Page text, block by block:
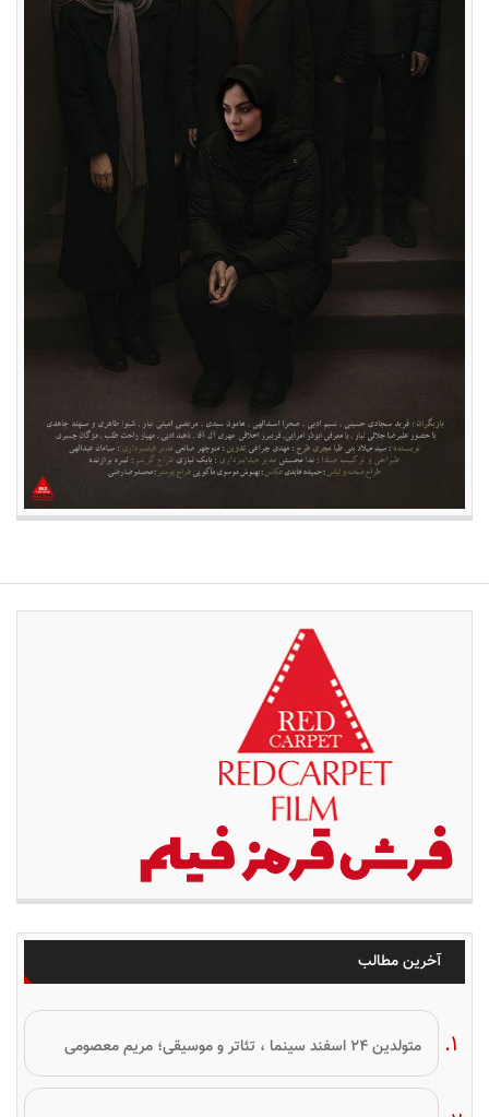
آخرین مطالب
متولدین ۲۴ اسفند سینما ، تئاتر و موسیقی؛ مریم معصومی